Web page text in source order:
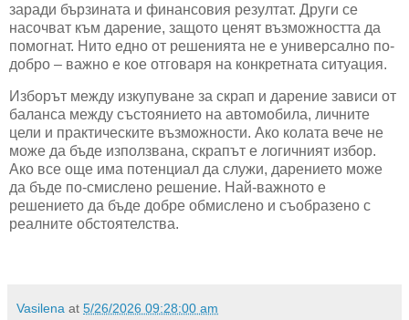
заради бързината и финансовия резултат. Други се
насочват към дарение, защото ценят възможността да
помогнат. Нито едно от решенията не е универсално по-
добро – важно е кое отговаря на конкретната ситуация.
Изборът между изкупуване за скрап и дарение зависи от
баланса между състоянието на автомобила, личните
цели и практическите възможности. Ако колата вече не
може да бъде използвана, скрапът е логичният избор.
Ако все още има потенциал да служи, дарението може
да бъде по-смислено решение. Най-важното е
решението да бъде добре обмислено и съобразено с
реалните обстоятелства.
Vasilena at 5/26/2026 09:28:00 am